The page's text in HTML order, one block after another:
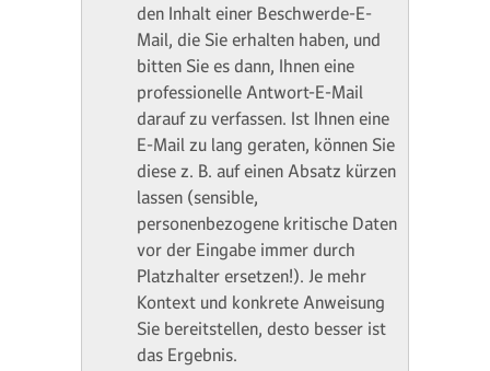
den Inhalt einer Beschwerde-E-
Mail, die Sie erhalten haben, und
bitten Sie es dann, Ihnen eine
professionelle Antwort-E-Mail
darauf zu verfassen. Ist Ihnen eine
E-Mail zu lang geraten, können Sie
diese z. B. auf einen Absatz kürzen
lassen (sensible,
personenbezogene kritische Daten
vor der Eingabe immer durch
Platzhalter ersetzen!). Je mehr
Kontext und konkrete Anweisung
Sie bereitstellen, desto besser ist
das Ergebnis.